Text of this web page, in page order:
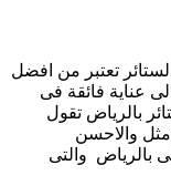
تعتبر من افضل
عناية فائقة فى
بالرياض تقول
والاحسن
بالرياض والتى